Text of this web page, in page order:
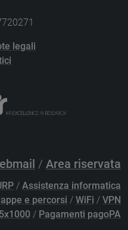
legali
/ Area riservata
/ Assistenza informatica
e percorsi / WiFi / VPN
5x1000 / Pagamenti pagoPA